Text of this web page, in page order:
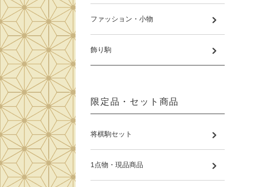
ファッション・小物
飾り駒
限定品・セット商品
将棋駒セット
1点物・現品商品